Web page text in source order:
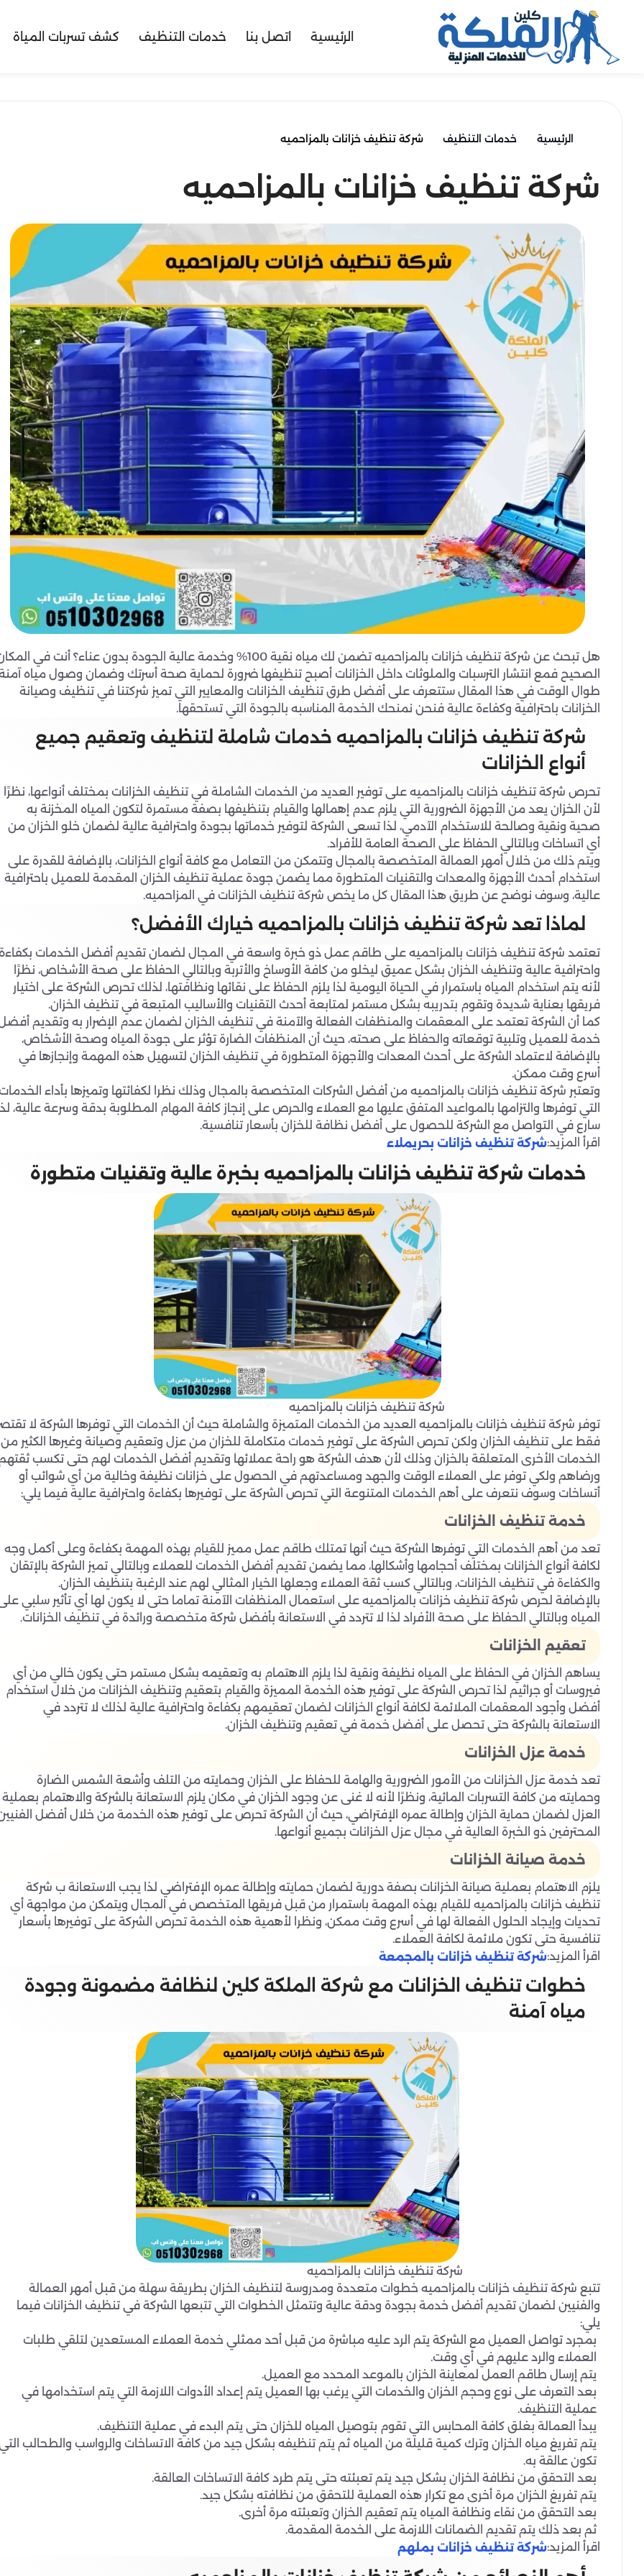
الرئيسية اتصل بنا خدمات التنظيف كشف تسربات المياة
الرئيسية خدمات التنظيف شركة تنظيف خزانات بالمزاحميه
شركة تنظيف خزانات بالمزاحميه
هل تبحث عن شركة تنظيف خزانات بالمزاحميه تضمن لك مياه نقية 100% وخدمة عالية الجودة بدون عناء؟ أنت في
الصحيح فمع انتشار الترسبات والملوثات داخل الخزانات أصبح تنظيفها ضرورة لحماية صحة أسرتك وضمان وصول مياه
طوال الوقت في هذا المقال ستتعرف على أفضل طرق تنظيف الخزانات والمعايير التي تميز شركتنا في تنظيف وصيانة
الخزانات باحترافية وكفاءة عالية فنحن نمنحك الخدمة المناسبه بالجودة التي تستحقها.
شركة تنظيف خزانات بالمزاحميه خدمات شاملة لتنظيف وتعقيم جميع
أنواع الخزانات
تحرص شركة تنظيف خزانات بالمزاحميه على توفير العديد من الخدمات الشاملة في تنظيف الخزانات بمختلف أنواعها، نظرًا
لأن الخزان يعد من الأجهزة الضرورية التي يلزم عدم إهمالها والقيام بتنظيفها بصفة مستمرة لتكون المياه المخزنة به
صحية ونقية وصالحة للاستخدام الآدمي، لذا تسعى الشركة لتوفير خدماتها بجودة واحترافية عالية لضمان خلو الخزان من
أي اتساخات وبالتالي الحفاظ على الصحة العامة للأفراد.
ويتم ذلك من خلال أمهر العمالة المتخصصة بالمجال وتتمكن من التعامل مع كافة أنواع الخزانات، بالإضافة للقدرة على
استخدام أحدث الأجهزة والمعدات والتقنيات المتطورة مما يضمن جودة عملية تنظيف الخزان المقدمة للعميل باحترافية
عالية، وسوف نوضح عن طريق هذا المقال كل ما يخص شركة تنظيف الخزانات في المزاحميه.
لماذا تعد شركة تنظيف خزانات بالمزاحميه خيارك الأفضل؟
تعتمد شركة تنظيف خزانات بالمزاحميه على طاقم عمل ذو خبرة واسعة في المجال لضمان تقديم أفضل الخدمات
واحترافية عالية وتنظيف الخزان بشكل عميق ليخلو من كافة الأوساخ والأتربة وبالتالي الحفاظ على صحة الأشخاص، نظرًا
لأنه يتم استخدام المياه باستمرار في الحياة اليومية لذا يلزم الحفاظ على نقائها ونظافتها، لذلك تحرص الشركة على اختيار
فريقها بعناية شديدة وتقوم بتدريبه بشكل مستمر لمتابعة أحدث التقنيات والأساليب المتبعة في تنظيف الخزان.
كما أن الشركة تعتمد على المعقمات والمنظفات الفعالة والآمنة في تنظيف الخزان لضمان عدم الإضرار به وتقديم
خدمة للعميل وتلبية توقعاته والحفاظ على صحته، حيث أن المنظفات الضارة تؤثر على جودة المياه وصحة الأشخاص،
بالإضافة لاعتماد الشركة على أحدث المعدات والأجهزة المتطورة في تنظيف الخزان لتسهيل هذه المهمة وإنجازها في
أسرع وقت ممكن.
وتعتبر شركة تنظيف خزانات بالمزاحميه من أفضل الشركات المتخصصة بالمجال وذلك نظرا لكفائتها وتميزها بأداء
التي توفرها والتزامها بالمواعيد المتفق عليها مع العملاء والحرص على إنجاز كافة المهام المطلوبة بدقة وسرعة عالية،
سارع في التواصل مع الشركة للحصول على أفضل نظافة للخزان بأسعار تنافسية.
اقرأ المزيد:شركة تنظيف خزانات بحريملاء
خدمات شركة تنظيف خزانات بالمزاحميه بخبرة عالية وتقنيات متطورة
شركة تنظيف خزانات بالمزاحميه
توفر شركة تنظيف خزانات بالمزاحميه العديد من الخدمات المتميزة والشاملة حيث أن الخدمات التي توفرها الشركة لا
فقط على تنظيف الخزان ولكن تحرص الشركة على توفير خدمات متكاملة للخزان من عزل وتعقيم وصيانة وغيرها الكثير من
الخدمات الأخرى المتعلقة بالخزان وذلك لأن هدف الشركة هو راحة عملائها وتقديم أفضل الخدمات لهم حتى تكسب
ورضاهم ولكي توفر على العملاء الوقت والجهد ومساعدتهم في الحصول على خزانات نظيفة وخالية من أي شوائب أو
أتساخات وسوف نتعرف على أهم الخدمات المتنوعة التي تحرص الشركة على توفيرها بكفاءة واحترافية عالية فيما يلي:
خدمة تنظيف الخزانات
تعد من أهم الخدمات التي توفرها الشركة حيث أنها تمتلك طاقم عمل مميز للقيام بهذه المهمة بكفاءة وعلى أكمل وجه
لكافة أنواع الخزانات بمختلف أحجامها وأشكالها، مما يضمن تقديم أفضل الخدمات للعملاء وبالتالي تميز الشركة بالإتقان
والكفاءة في تنظيف الخزانات، وبالتالي كسب ثقة العملاء وجعلها الخيار المثالي لهم عند الرغبة بتنظيف الخزان.
بالإضافة لحرص شركة تنظيف خزانات بالمزاحميه على استعمال المنظفات الآمنة تماما حتى لا يكون لها أي تأثير سلبي
المياه وبالتالي الحفاظ على صحة الأفراد لذا لا تتردد في الاستعانة بأفضل شركة متخصصة ورائدة في تنظيف الخزانات.
تعقيم الخزانات
يساهم الخزان في الحفاظ على المياه نظيفة ونقية لذا يلزم الاهتمام به وتعقيمه بشكل مستمر حتى يكون خالي من أي
فيروسات أو جراثيم لذا تحرص الشركة على توفير هذه الخدمة المميزة والقيام بتعقيم وتنظيف الخزانات من خلال استخدام
أفضل وأجود المعقمات الملائمة لكافة أنواع الخزانات لضمان تعقيمهم بكفاءة واحترافية عالية لذلك لا تتردد في
الاستعانة بالشركة حتى تحصل على أفضل خدمة في تعقيم وتنظيف الخزان.
خدمة عزل الخزانات
تعد خدمة عزل الخزانات من الأمور الضرورية والهامة للحفاظ على الخزان وحمايته من التلف وأشعة الشمس الضارة
وحمايته من كافة التسربات المائية، ونظرًا لأنه لا غنى عن وجود الخزان في مكان يلزم الاستعانة بالشركة والاهتمام بعملية
العزل لضمان حماية الخزان وإطالة عمره الإفتراضي، حيث أن الشركة تحرص على توفير هذه الخدمة من خلال أفضل
المحترفين ذو الخبرة العالية في مجال عزل الخزانات بجميع أنواعها.
خدمة صيانة الخزانات
يلزم الاهتمام بعملية صيانة الخزانات بصفة دورية لضمان حمايته وإطالة عمره الإفتراضي لذا يجب الاستعانة ب شركة
تنظيف خزانات بالمزاحميه للقيام بهذه المهمة باستمرار من قبل فريقها المتخصص في المجال ويتمكن من مواجهة أي
تحديات وإيجاد الحلول الفعالة لها في أسرع وقت ممكن، ونظرا لأهمية هذه الخدمة تحرص الشركة على توفيرها بأسعار
تنافسية حتى تكون ملائمة لكافة العملاء.
اقرأ المزيد:شركة تنظيف خزانات بالمجمعة
خطوات تنظيف الخزانات مع شركة الملكة كلين لنظافة مضمونة وجودة
مياه آمنة
شركة تنظيف خزانات بالمزاحميه
تتبع شركة تنظيف خزانات بالمزاحميه خطوات متعددة ومدروسة لتنظيف الخزان بطريقة سهلة من قبل أمهر العمالة
والفنيين لضمان تقديم أفضل خدمة بجودة ودقة عالية وتتمثل الخطوات التي تتبعها الشركة في تنظيف الخزانات فيما
يلي:
بمجرد تواصل العميل مع الشركة يتم الرد عليه مباشرة من قبل أحد ممثلي خدمة العملاء المستعدين لتلقي طلبات
العملاء والرد عليهم في أي وقت.
يتم إرسال طاقم العمل لمعاينة الخزان بالموعد المحدد مع العميل.
بعد التعرف على نوع وحجم الخزان والخدمات التي يرغب بها العميل يتم إعداد الأدوات اللازمة التي يتم استخدامها في
عملية التنظيف.
يبدأ العمالة بغلق كافة المحابس التي تقوم بتوصيل المياه للخزان حتى يتم البدء في عملية التنظيف.
يتم تفريغ مياه الخزان وترك كمية قليلة من المياه ثم يتم تنظيفه بشكل جيد من كافة الاتساخات والرواسب والطحالب
تكون عالقة به.
بعد التحقق من نظافة الخزان بشكل جيد يتم تعبئته حتى يتم طرد كافة الاتساخات العالقة.
يتم تفريغ الخزان مرة أخرى مع تكرار هذه العملية للتحقق من نظافته بشكل جيد.
بعد التحقق من نقاء ونظافة المياه يتم تعقيم الخزان وتعبئته مرة أخرى.
ثم بعد ذلك يتم تقديم الضمانات اللازمة على الخدمة المقدمة.
اقرأ المزيد:شركة تنظيف خزانات بملهم